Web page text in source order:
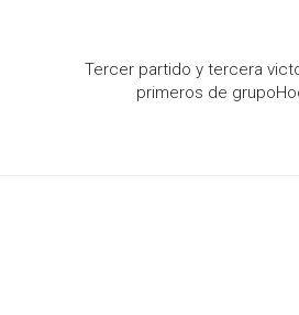
Tercer partido y tercera
primeros de